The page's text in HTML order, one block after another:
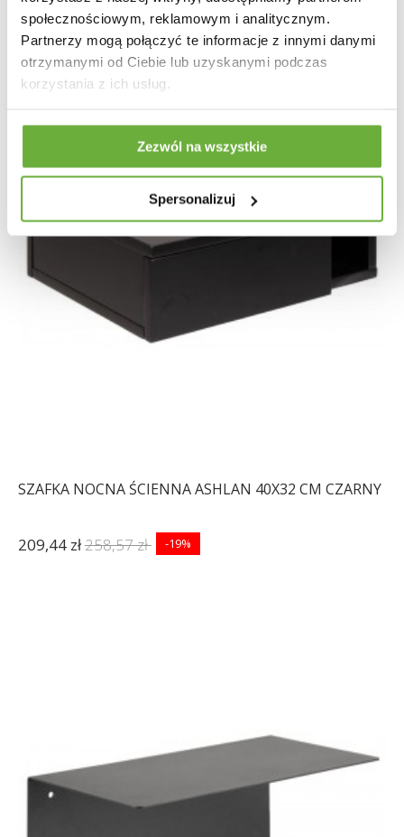
społecznościowym, reklamowym i analitycznym.
Partnerzy mogą połączyć te informacje z innymi danymi
otrzymanymi od Ciebie lub uzyskanymi podczas
korzystania z ich usług.
Zezwól na wszystkie
Spersonalizuj
SZAFKA NOCNA ŚCIENNA ASHLAN 40X32 CM CZARNY
209,44 zł258,57 zł -19%